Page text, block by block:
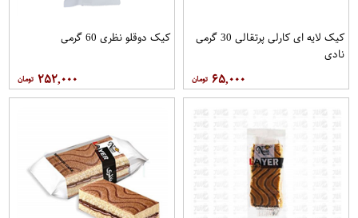
کیک لایه ای کارلی پرتقالی 30 گرمی
نادی
۶۵,۰۰۰
کیک دوقلو نظری 60 گرمی
۲۵۲,۰۰۰